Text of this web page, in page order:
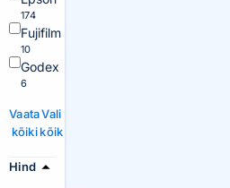
174
Fujifilm
10
Godex
6
Vaata
kõiki
Vali
kõik
Hind